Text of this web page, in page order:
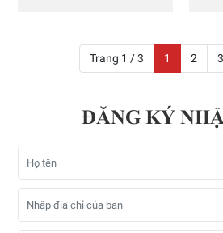
Trang 1 / 3 1 2 3
ĐĂNG KÝ